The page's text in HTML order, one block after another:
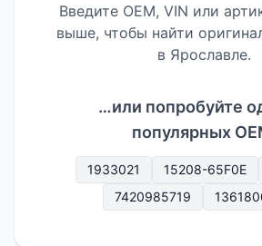
Введите OEM, VIN или
выше, чтобы найти
в Ярославле.
…или попробуйте
популярных
1933021 15208-65F0E
7420985719